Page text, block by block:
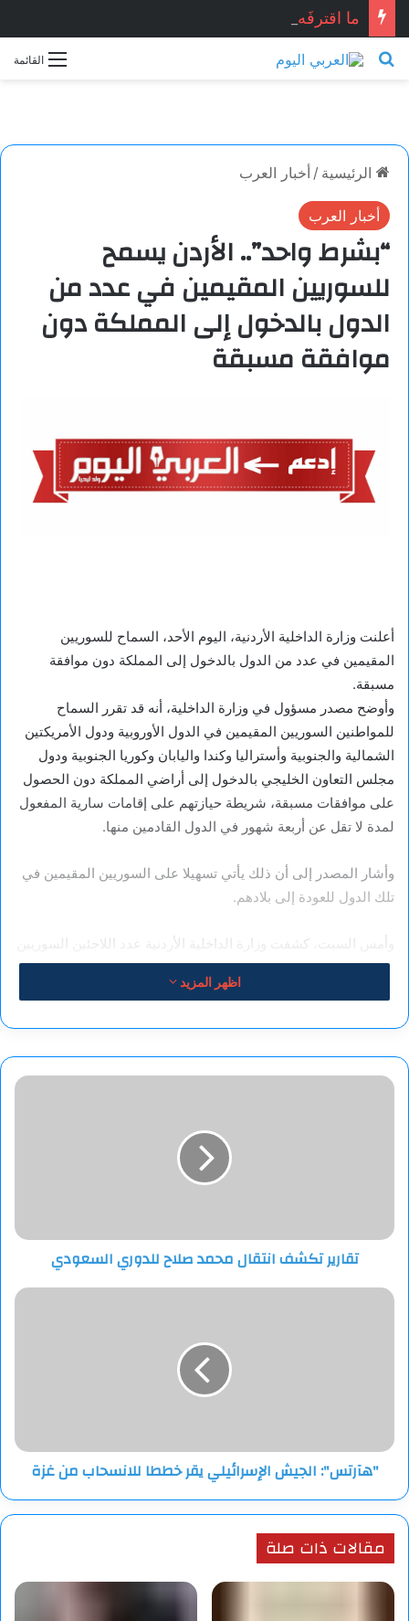
ما اقترفَه الليل.. بقلم: أشرف عزيز
القائمة بحث عن
الرئيسية / أخبار العرب
أخبار العرب
“بشرط واحد”.. الأردن يسمح
للسوريين المقيمين في عدد من
الدول بالدخول إلى المملكة دون
موافقة مسبقة
أعلنت وزارة الداخلية الأردنية، اليوم الأحد، السماح للسوريين
المقيمين في عدد من الدول بالدخول إلى المملكة دون موافقة
مسبقة.
وأوضح مصدر مسؤول في وزارة الداخلية، أنه قد تقرر السماح
للمواطنين السوريين المقيمين في الدول الأوروبية ودول الأمريكتين
‏الشمالية والجنوبية وأستراليا وكندا واليابان وكوريا الجنوبية ودول
‏مجلس التعاون الخليجي بالدخول إلى أراضي المملكة دون الحصول
على موافقات مسبقة، شريطة حيازتهم على إقامات سارية المفعول
لمدة لا تقل عن أربعة شهور في الدول القادمين منها‏.
وأشار المصدر إلى أن ذلك يأتي تسهيلا على السوريين المقيمين في
تلك الدول للعودة إلى بلادهم.
وأمس السبت، كشفت وزارة الداخلية الأردنية عدد اللاجئين السوريين
العائدين إلى وطنهم من داخل وخارج المخيمات في المملكة.
وأشارت الوزارة إلى أن عدد المغادرين من اللاجئين السوريين من
اللاجئين السوريين عبر مركز حدود جابر 11315 لاجئا.
ووصل العدد الكلي للمغادرين السوريين من اللاجئين وغير اللاجئين
اظهر المزيد
تقارير
تقارير تكشف انتقال محمد صلاح للدوري السعودي
"هآرتس":
"هآرتس": الجيش الإسرائيلي يقر خططا للانسحاب من غزة
مقالات ذات صلة